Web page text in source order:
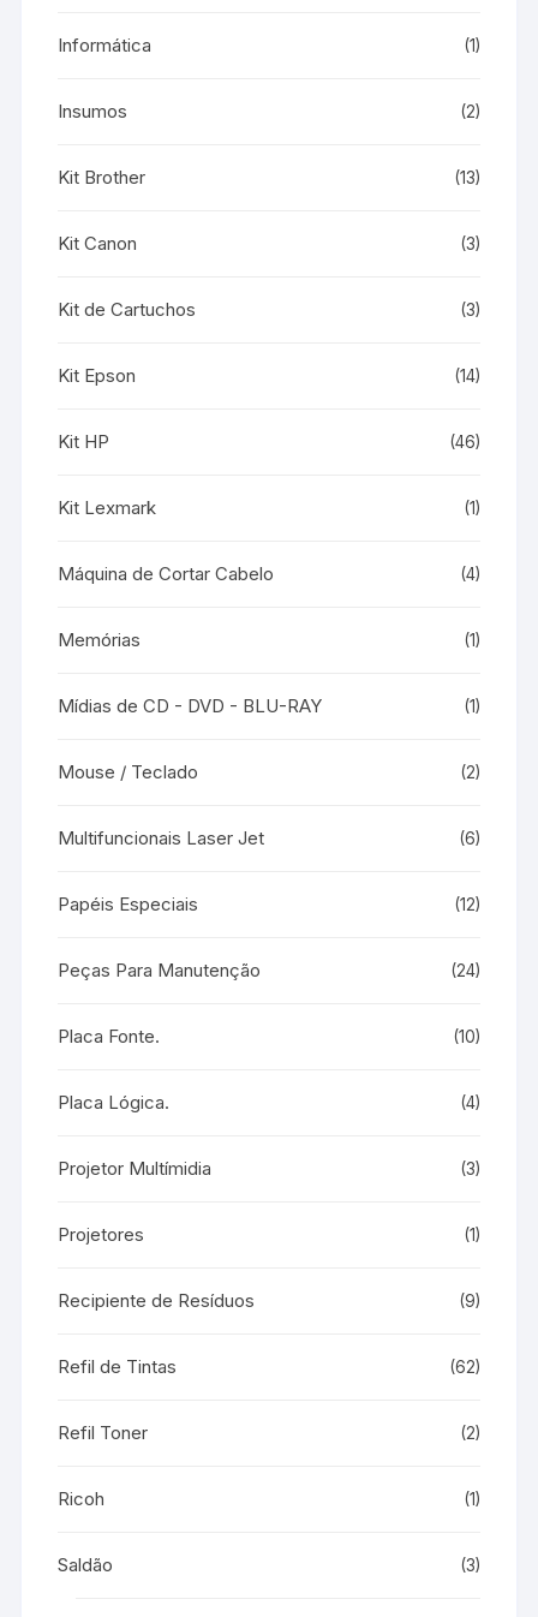
Informática (1)
Insumos (2)
Kit Brother (13)
Kit Canon (3)
Kit de Cartuchos (3)
Kit Epson (14)
Kit HP (46)
Kit Lexmark (1)
Máquina de Cortar Cabelo (4)
Memórias (1)
Mídias de CD - DVD - BLU-RAY (1)
Mouse / Teclado (2)
Multifuncionais Laser Jet (6)
Papéis Especiais (12)
Peças Para Manutenção (24)
Placa Fonte. (10)
Placa Lógica. (4)
Projetor Multímidia (3)
Projetores (1)
Recipiente de Resíduos (9)
Refil de Tintas (62)
Refil Toner (2)
Ricoh (1)
Saldão (3)